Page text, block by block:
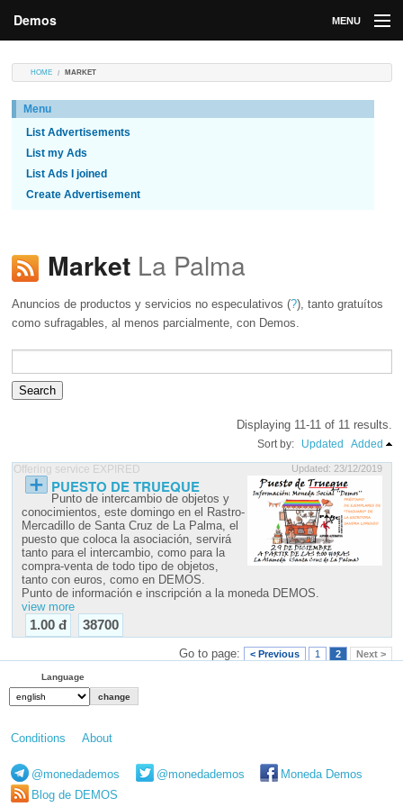
Demos MENU
Market
Contributors
HOME MARKET
Menu
List Advertisements
List my Ads
List Ads I joined
Create Advertisement
MarketLa Palma
Anuncios de productos y servicios no especulativos (?), tanto gratuítos
como sufragables, al menos parcialmente, con Demos.
Displaying 11-11 of 11 results.
Sort by: Updated
Added
Offering service EXPIRED
Updated: 23/12/2019
PUESTO DE TRUEQUE
Punto de intercambio de objetos y
conocimientos, este domingo en el Rastro-
Mercadillo de Santa Cruz de La Palma, el
puesto que coloca la asociación, servirá
tanto para el intercambio, como para la
compra-venta de todo tipo de objetos,
tanto con euros, como en DEMOS.
Punto de información e inscripción a la moneda DEMOS.
view more
1.00 đ 38700
Go to page: < Previous 1 2 Next >
Language
Conditions About
@monedademos @monedademos
Moneda Demos
Blog de DEMOS